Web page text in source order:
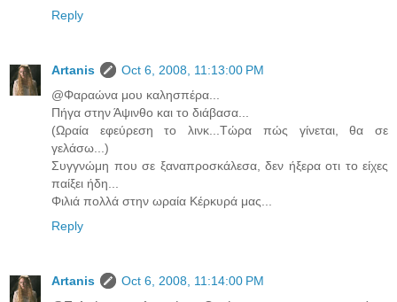
Reply
Artanis
Oct 6, 2008, 11:13:00 PM
@Φαραώνα μου καλησπέρα...
Πήγα στην Άψινθο και το διάβασα...
(Ωραία εφεύρεση το λινκ...Τώρα πώς γίνεται, θα σε
γελάσω...)
Συγγνώμη που σε ξαναπροσκάλεσα, δεν ήξερα οτι το είχες
παίξει ήδη...
Φιλιά πολλά στην ωραία Κέρκυρά μας...
Reply
Artanis
Oct 6, 2008, 11:14:00 PM